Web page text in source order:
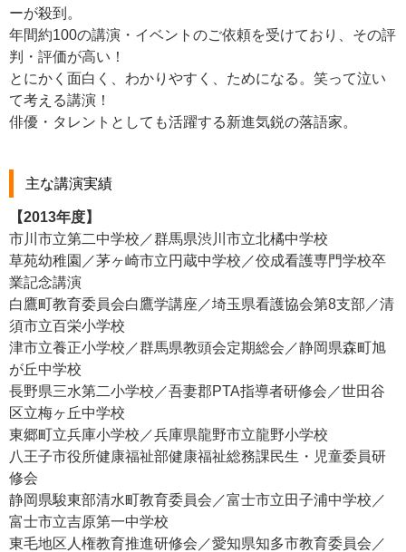
ーが殺到。
年間約100の講演・イベントのご依頼を受けており、その評
判・評価が高い！
とにかく面白く、わかりやすく、ためになる。笑って泣い
て考える講演！
俳優・タレントとしても活躍する新進気鋭の落語家。
主な講演実績
【2013年度】
市川市立第二中学校／群馬県渋川市立北橘中学校
草苑幼稚園／茅ヶ崎市立円蔵中学校／佼成看護専門学校卒
業記念講演
白鷹町教育委員会白鷹学講座／埼玉県看護協会第8支部／清
須市立百栄小学校
津市立養正小学校／群馬県教頭会定期総会／静岡県森町旭
が丘中学校
長野県三水第二小学校／吾妻郡PTA指導者研修会／世田谷
区立梅ヶ丘中学校
東郷町立兵庫小学校／兵庫県龍野市立龍野小学校
八王子市役所健康福祉部健康福祉総務課民生・児童委員研
修会
静岡県駿東部清水町教育委員会／富士市立田子浦中学校／
富士市立吉原第一中学校
東毛地区人権教育推進研修会／愛知県知多市教育委員会／